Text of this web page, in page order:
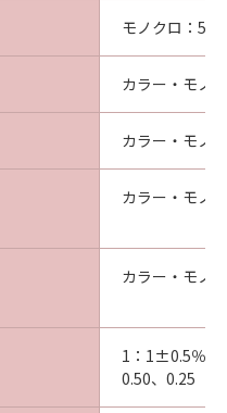
モノクロ：5.9
カラー・モノ
カラー・モノ
カラー・モノ
カラー・モノ
1：1±0.5％、
0.50、0.25